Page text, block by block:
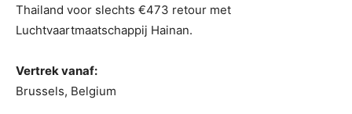
Thailand voor slechts €473 retour met
Luchtvaartmaatschappij Hainan.
Vertrek vanaf:
Brussels, Belgium